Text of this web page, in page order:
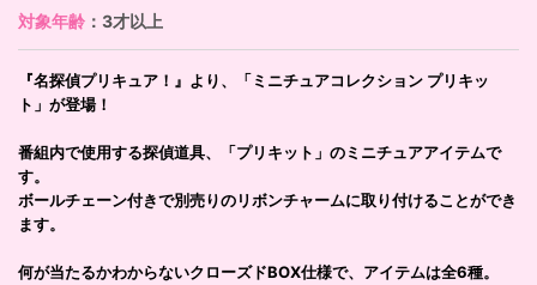
対象年齢 ：3才以上
『名探偵プリキュア！』より、「ミニチュアコレクション プリキッ
ト」が登場！
番組内で使用する探偵道具、「プリキット」のミニチュアアイテムで
す。
ボールチェーン付きで別売りのリボンチャームに取り付けることができ
ます。
何が当たるかわからないクローズドBOX仕様で、アイテムは全6種。